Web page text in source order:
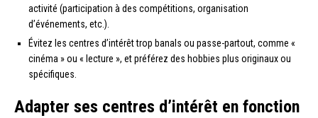
activité (participation à des compétitions, organisation
d’événements, etc.).
Évitez les centres d’intérêt trop banals ou passe-partout, comme «
cinéma » ou « lecture », et préférez des hobbies plus originaux ou
spécifiques.
Adapter ses centres d’intérêt en fonction